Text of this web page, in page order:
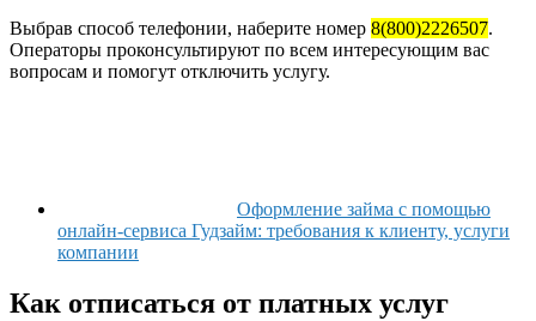
Выбрав способ телефонии, наберите номер 8(800)2226507.
Операторы проконсультируют по всем интересующим вас
вопросам и помогут отключить услугу.
Оформление займа с помощью
онлайн-сервиса Гудзайм: требования к клиенту, услуги
компании
Как отписаться от платных услуг